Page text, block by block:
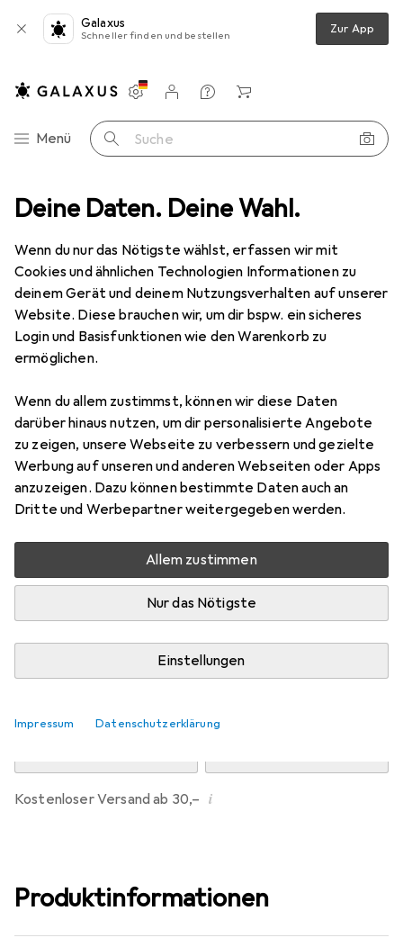
Deine Daten. Deine Wahl.
Wenn du nur das Nötigste wählst, erfassen wir mit
Cookies und ähnlichen Technologien Informationen zu
deinem Gerät und deinem Nutzungsverhalten auf unserer
Website. Diese brauchen wir, um dir bspw. ein sicheres
Login und Basisfunktionen wie den Warenkorb zu
ermöglichen.
Wenn du allem zustimmst, können wir diese Daten
darüber hinaus nutzen, um dir personalisierte Angebote
zu zeigen, unsere Webseite zu verbessern und gezielte
Werbung auf unseren und anderen Webseiten oder Apps
anzuzeigen. Dazu können bestimmte Daten auch an
Dritte und Werbepartner weitergegeben werden.
Allem zustimmen
Nur das Nötigste
Einstellungen
Impressum Datenschutzerklärung
Galaxus
Schneller finden und bestellen Zur App
Navigation nach Kategorien
Menü Suche
Einstellungen
Kundenkonto
Vergleichslisten
Merklisten
Warenkorb
Smartphone Schutzfolie Dipos Displayschutz Anti-Shock
8 Bilder
DiposDisplayschutz Anti-Shock
Preis in EUR inkl. MwSt.
EUR
8,89
Bewertungen Marke
Mehr von Dipos
Mi, 12.8. geliefert
Mehr als 10 Stück an Lager beim Drittanbieter
Lieferort angeben für genaue Lieferzeit
Kostenloser Versand ab 30,– i
Produktinformationen